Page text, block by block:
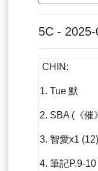
5C -
CHIN:
1. Tue 默
2. SBA (《催
3. 智愛x1
4. 筆記P.9-